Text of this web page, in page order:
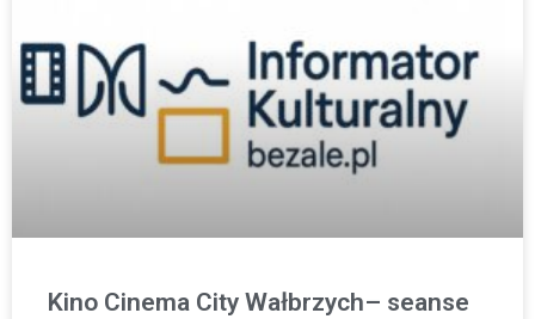
Kino Cinema City Wałbrzych– seanse